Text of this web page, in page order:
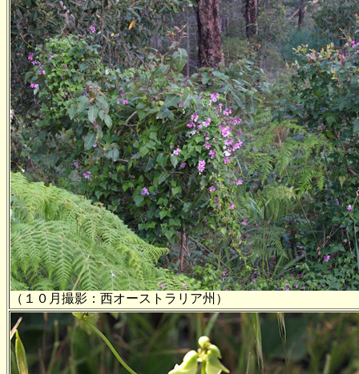
（１０月撮影：西オーストラリア州）